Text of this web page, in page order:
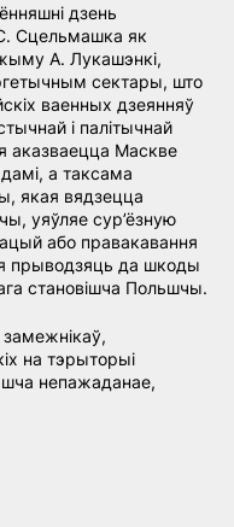
дзень
Сцельмашка як
А. Лукашэнкі,
сектары, што
ваенных дзеянняў
і палітычнай
аказваецца Маскве
а таксама
якая вядзецца
уяўляе сур’ёзную
або правакавання
прыводзяць да шкоды
становішча Польшчы.
замежнікаў,
на тэрыторыі
непажаданае,